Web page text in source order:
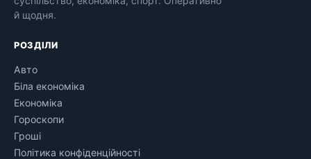
й щодня.
РОЗДІЛИ
Авто
Біла економіка
Економіка
Гороскопи
Гроші
Політика конфіденційності